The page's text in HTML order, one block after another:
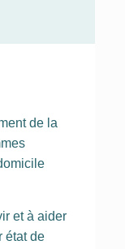
de la
et à aider
état de